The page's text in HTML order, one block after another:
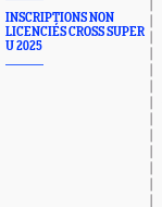
INSCRIPTIONS NON
LICENCIÉS CROSS SUPER
U 2025